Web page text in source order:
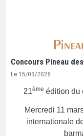
Concours Pineau
Le 15/03/2026
21ème édition du
Mercredi 11
internationale